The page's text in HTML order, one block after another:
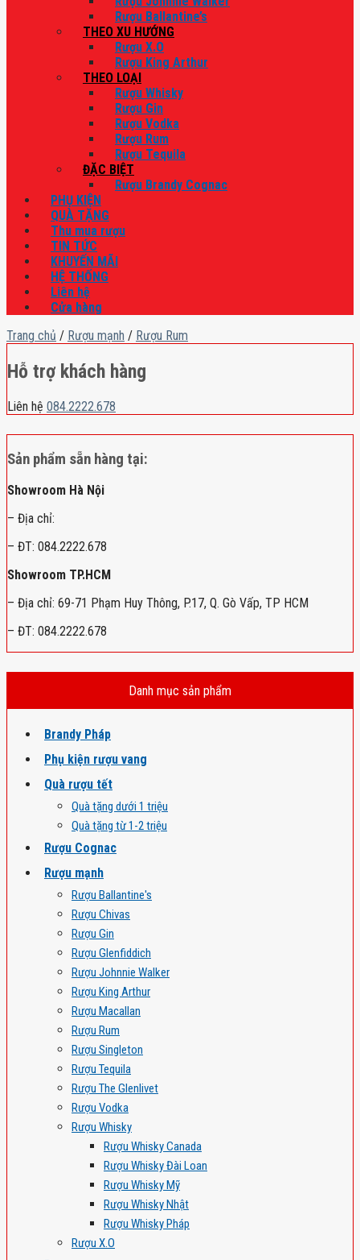
Rượu Ballantine’s
THEO XU HƯỚNG
Rượu X.O
Rượu King Arthur
THEO LOẠI
Rượu Whisky
Rượu Gin
Rượu Vodka
Rượu Rum
Rượu Tequila
ĐẶC BIỆT
Rượu Brandy Cognac
PHỤ KIỆN
QUÀ TẶNG
Thu mua rượu
TIN TỨC
KHUYẾN MÃI
HỆ THỐNG
Liên hệ
Cửa hàng
Trang chủ / Rượu mạnh / Rượu Rum
Hỗ trợ khách hàng
Liên hệ 084.2222.678
Sản phẩm sẵn hàng tại:
Showroom Hà Nội
– Địa chỉ:
– ĐT: 084.2222.678
Showroom TP.HCM
– Địa chỉ: 69-71 Phạm Huy Thông, P.17, Q. Gò Vấp, TP HCM
– ĐT: 084.2222.678
Danh mục sản phẩm
Brandy Pháp
Phụ kiện rượu vang
Quà rượu tết
Quà tặng dưới 1 triệu
Quà tặng từ 1-2 triệu
Rượu Cognac
Rượu mạnh
Rượu Ballantine's
Rượu Chivas
Rượu Gin
Rượu Glenfiddich
Rượu Johnnie Walker
Rượu King Arthur
Rượu Macallan
Rượu Rum
Rượu Singleton
Rượu Tequila
Rượu The Glenlivet
Rượu Vodka
Rượu Whisky
Rượu Whisky Canada
Rượu Whisky Đài Loan
Rượu Whisky Mỹ
Rượu Whisky Nhật
Rượu Whisky Pháp
Rượu X.O